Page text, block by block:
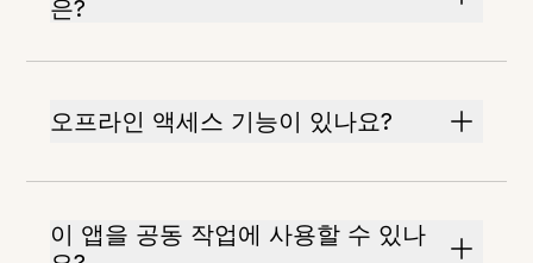
은?
오프라인 액세스 기능이 있나요?
이 앱을 공동 작업에 사용할 수 있나